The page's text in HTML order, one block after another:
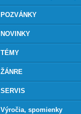
POZVÁNKY
NOVINKY
TÉMY
ŽÁNRE
SERVIS
Výročia, spomienky